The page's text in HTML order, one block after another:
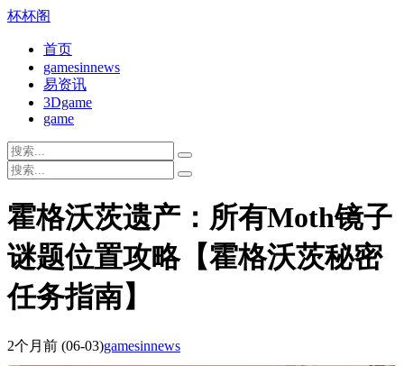
杯杯阁
首页
gamesinnews
易资讯
3Dgame
game
霍格沃茨遗产：所有Moth镜子
谜题位置攻略【霍格沃茨秘密
任务指南】
2个月前 (06-03)gamesinnews